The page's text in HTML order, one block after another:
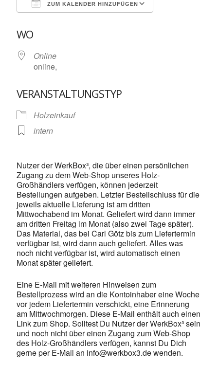
ZUM KALENDER HINZUFÜGEN
WO
Online
online,
VERANSTALTUNGSTYP
Holzeinkauf
intern
Nutzer der WerkBox³, die über einen persönlichen
Zugang zu dem Web-Shop unseres Holz-
Großhändlers verfügen, können jederzeit
Bestellungen aufgeben. Letzter Bestellschluss für die
jeweils aktuelle Lieferung ist am dritten
Mittwochabend im Monat. Geliefert wird dann immer
am dritten Freitag im Monat (also zwei Tage später).
Das Material, das bei Carl Götz bis zum Liefertermin
verfügbar ist, wird dann auch geliefert. Alles was
noch nicht verfügbar ist, wird automatisch einen
Monat später geliefert.
Eine E-Mail mit weiteren Hinweisen zum
Bestellprozess wird an die Kontoinhaber eine Woche
vor jedem Liefertermin verschickt, eine Erinnerung
am Mittwochmorgen. Diese E-Mail enthält auch einen
Link zum Shop. Solltest Du Nutzer der WerkBox³ sein
und noch nicht über einen Zugang zum Web-Shop
des Holz-Großhändlers verfügen, kannst Du Dich
gerne per E-Mail an info@werkbox3.de wenden.